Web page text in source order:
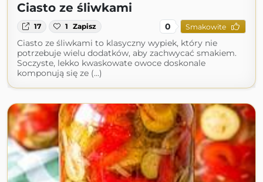
Ciasto ze śliwkami
17 1 Zapisz 0 Smakowite
Ciasto ze śliwkami to klasyczny wypiek, który nie
potrzebuje wielu dodatków, aby zachwycać smakiem.
Soczyste, lekko kwaskowate owoce doskonale
komponują się ze (...)